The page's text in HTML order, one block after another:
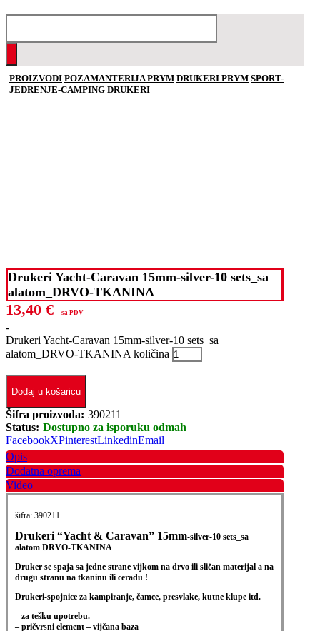
PROIZVODI POZAMANTERIJA PRYM DRUKERI PRYM SPORT-
JEDRENJE-CAMPING DRUKERI
Drukeri Yacht-Caravan 15mm-silver-10 sets_sa
alatom_DRVO-TKANINA
13,40 € sa PDV
-
Drukeri Yacht-Caravan 15mm-silver-10 sets_sa
alatom_DRVO-TKANINA količina
+
Dodaj u košaricu
Šifra proizvoda: 390211
Status: Dostupno za isporuku odmah
FacebookXPinterestLinkedinEmail
Opis
Dodatna oprema
Video
šifra: 390211
Drukeri “Yacht & Caravan” 15mm-silver-10 sets_sa
alatom DRVO-TKANINA
Druker se spaja sa jedne strane vijkom na drvo ili sličan materijal a na
drugu stranu na tkaninu ili ceradu !
Drukeri-spojnice za kampiranje, čamce, presvlake, kutne klupe itd.
– za tešku upotrebu.
– pričvrsni element – vijčana baza